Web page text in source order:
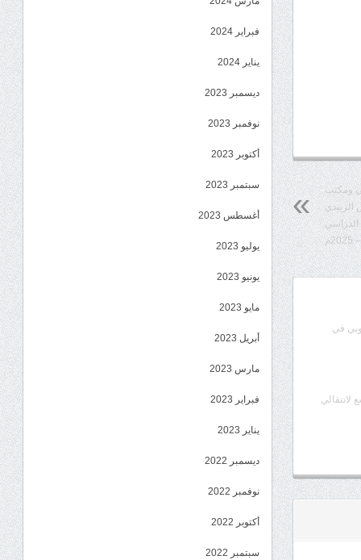
ومكتب
الزبيدي
الدراسي
في
لانتقالي
فبراير 2024
يناير 2024
ديسمبر 2023
نوفمبر 2023
أكتوبر 2023
سبتمبر 2023
أغسطس 2023
يوليو 2023
يونيو 2023
مايو 2023
أبريل 2023
مارس 2023
فبراير 2023
يناير 2023
ديسمبر 2022
نوفمبر 2022
أكتوبر 2022
سبتمبر 2022